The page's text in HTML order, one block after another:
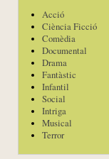
Acció
Ciència Ficció
Comèdia
Documental
Drama
Fantàstic
Infantil
Social
Intriga
Musical
Terror